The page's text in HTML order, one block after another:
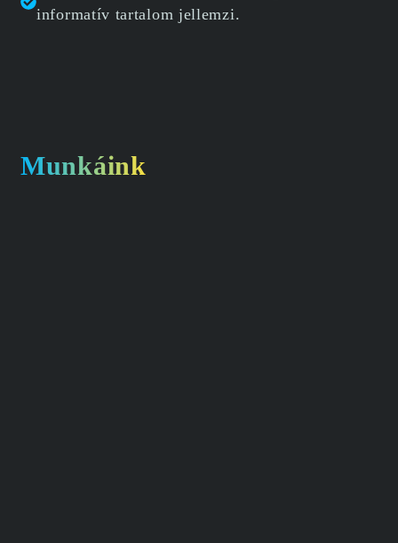
informatív tartalom jellemzi.
Munkáink